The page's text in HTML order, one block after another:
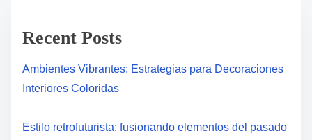
Recent Posts
Ambientes Vibrantes: Estrategias para Decoraciones
Interiores Coloridas
Estilo retrofuturista: fusionando elementos del pasado